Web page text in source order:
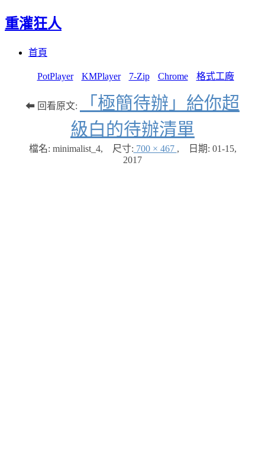
重灌狂人
首頁
PotPlayer KMPlayer 7-Zip Chrome 格式工廠
⬅ 回看原文:
「極簡待辦」給你超
級白的待辦清單
檔名: minimalist_4, 尺寸: 700 × 467 , 日期: 01-15,
2017